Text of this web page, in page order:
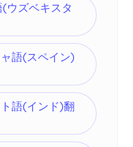
ウズベキスタ
語(スペイン)
語(インド)翻